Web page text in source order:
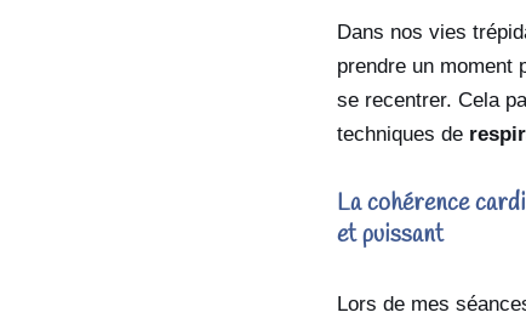
Dans nos vies
prendre un moment
se recentrer. Cela
techniques de
La cohérence
et puissant
Lors de mes